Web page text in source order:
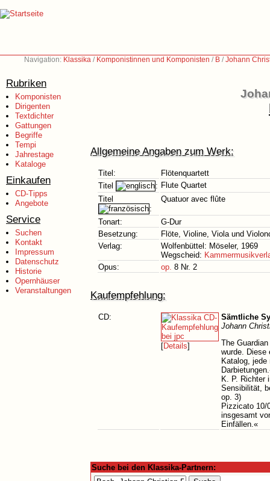
Navigation: Klassika / Komponistinnen und Komponisten / B /Johann
Rubriken
Komponisten
Dirigenten
Textdichter
Gattungen
Begriffe
Tempi
Jahrestage
Kataloge
Einkaufen
CD-Tipps
Angebote
Service
Suchen
Kontakt
Impressum
Datenschutz
Historie
Opernhäuser
Veranstaltungen
Allgemeine Angaben zum Werk:
Titel:
Flötenquartett
Titel
: Flute Quartet
Titel
:
Quatuor avec flûte
Tonart:
G-Dur
Besetzung:
Flöte, Violine, Viola und
Verlag:
Wolfenbüttel: Möseler, 1969
Wegscheid:
Opus:
op. 8 Nr. 2
Kaufempfehlung:
CD:
[Details]
Sämtliche
Johann
The
wurde. Diese
Katalog,
K. P. Richter
Sensibilität,
op. 3)
Pizzicato 10/
insgesamt
Einfällen.«
Suche bei den Klassika-Partnern: